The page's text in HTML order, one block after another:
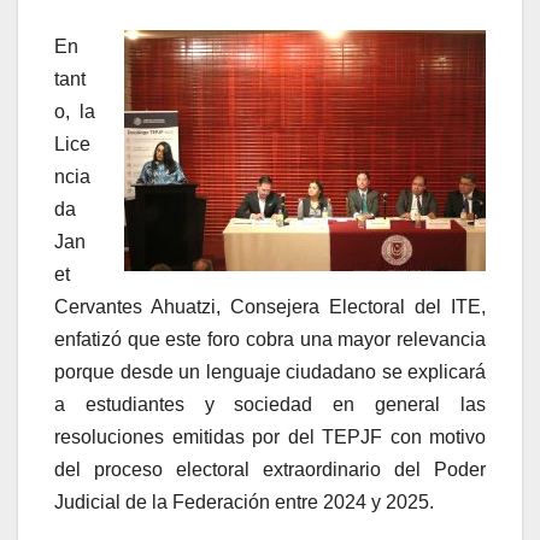
En
tant
o, la
Lice
ncia
da
Jan
et
Cervantes Ahuatzi, Consejera Electoral del ITE,
enfatizó que este foro cobra una mayor relevancia
porque desde un lenguaje ciudadano se explicará
a estudiantes y sociedad en general las
resoluciones emitidas por del TEPJF con motivo
del proceso electoral extraordinario del Poder
Judicial de la Federación entre 2024 y 2025.